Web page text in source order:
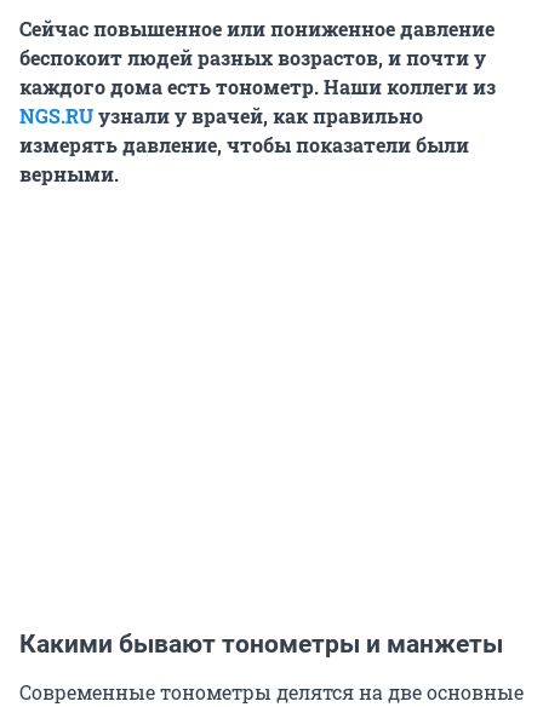
Сейчас повышенное или пониженное давление
беспокоит людей разных возрастов, и почти у
каждого дома есть тонометр. Наши коллеги из
NGS.RUузнали у врачей, как правильно
измерять давление, чтобы показатели были
верными.
Какими бывают тонометры и манжеты
Современные тонометры делятся на две основные